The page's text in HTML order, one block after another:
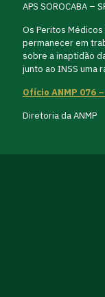
APS SOROCABA –
Os Peritos
permanecer em
sobre a inaptidão
junto ao INSS uma
Ofício ANMP 076
Diretoria da ANMP